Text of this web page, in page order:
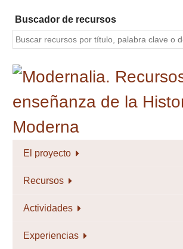
contenido
principal
Buscador de recursos
El proyecto
Recursos
Actividades
Experiencias